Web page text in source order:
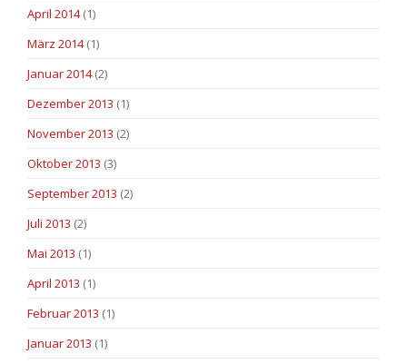
April 2014(1)
März 2014(1)
Januar 2014(2)
Dezember 2013 (1)
November 2013 (2)
Oktober 2013 (3)
September 2013 (2)
Juli 2013 (2)
Mai 2013 (1)
April 2013 (1)
Februar 2013 (1)
Januar 2013 (1)